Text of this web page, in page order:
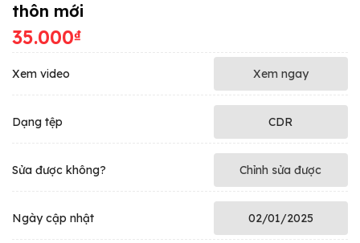
thôn mới
35.000₫
Xem video Xem ngay
Dạng tệp CDR
Sửa được không? Chỉnh sửa được
Ngày cập nhật 02/01/2025